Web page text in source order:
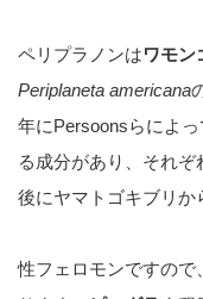
ペリプラノンはワモン
Periplaneta americana
年にPersoonsらによ
る成分があり、それぞ
後にヤマトゴキブリか
性フェロモンですので